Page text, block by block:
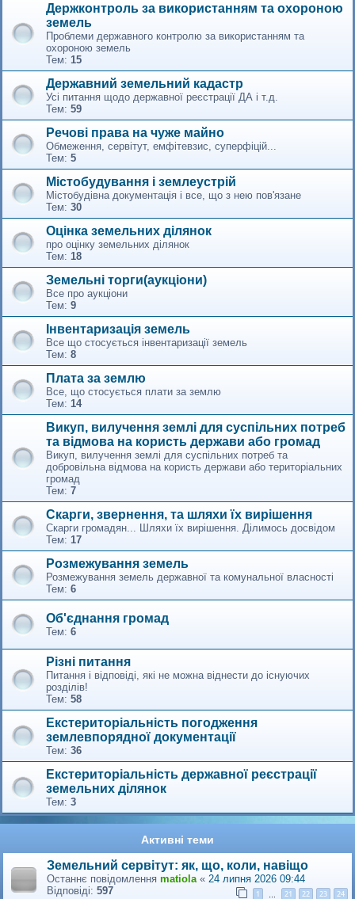
Держконтроль за використанням та охороною
земель
Проблеми державного контролю за використанням та
охороною земель
Тем: 15
Державний земельний кадастр
Усі питання щодо державної реєстрації ДА і т.д.
Тем: 59
Речові права на чуже майно
Обмеження, сервітут, емфітевзис, суперфіцій...
Тем: 5
Містобудування і землеустрій
Містобудівна документація і все, що з нею пов'язане
Тем: 30
Оцінка земельних ділянок
про оцінку земельних ділянок
Тем: 18
Земельні торги(аукціони)
Все про аукціони
Тем: 9
Інвентаризація земель
Все що стосується інвентаризації земель
Тем: 8
Плата за землю
Все, що стосується плати за землю
Тем: 14
Викуп, вилучення землі для суспільних потреб
та відмова на користь держави або громад
Викуп, вилучення землі для суспільних потреб та
добровільна відмова на користь держави або територіальних
громад
Тем: 7
Скарги, звернення, та шляхи їх вирішення
Скарги громадян... Шляхи їх вирішення. Ділимось досвідом
Тем: 17
Розмежування земель
Розмежування земель державної та комунальної власності
Тем: 6
Об'єднання громад
Тем: 6
Різні питання
Питання і відповіді, які не можна віднести до існуючих
розділів!
Тем: 58
Екстериторіальність погодження
землевпорядної документації
Тем: 36
Екстериторіальність державної реєстрації
земельних ділянок
Тем: 3
Активні теми
Земельний сервітут: як, що, коли, навіщо
Останнє повідомлення matiola « 24 липня 2026 09:44
Відповіді: 597 1 21 22 23 24